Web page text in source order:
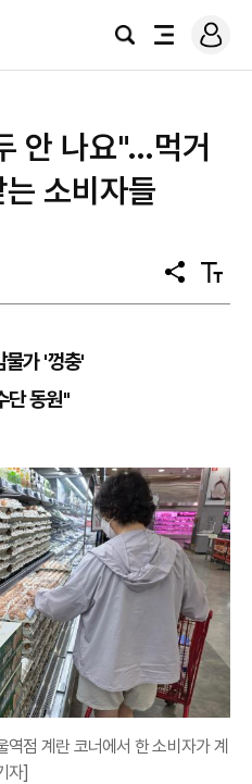
검
전
로
그
안 나요"…먹거
소비자들
공
유
텍
스
물가 '껑충'
단 동원"
점 계란 코너에서 한 소비자가 계
자]